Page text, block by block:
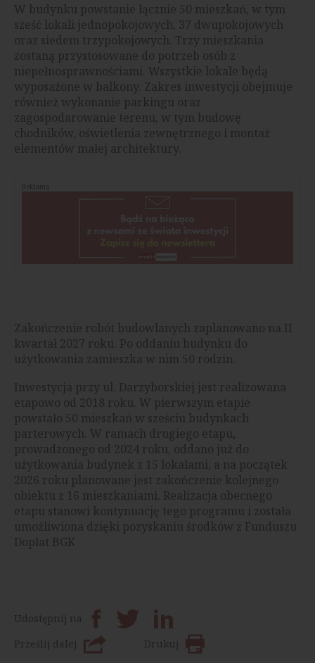
W budynku powstanie łącznie 50 mieszkań, w tym
sześć lokali jednopokojowych, 37 dwupokojowych
oraz siedem trzypokojowych. Trzy mieszkania
zostaną przystosowane do potrzeb osób z
niepełnosprawnościami. Wszystkie lokale będą
wyposażone w balkony. Zakres inwestycji obejmuje
również wykonanie parkingu oraz
zagospodarowanie terenu, w tym budowę
chodników, oświetlenia zewnętrznego i montaż
elementów małej architektury.
Reklama
Zakończenie robót budowlanych zaplanowano na II
kwartał 2027 roku. Po oddaniu budynku do
użytkowania zamieszka w nim 50 rodzin.
Inwestycja przy ul. Darzyborskiej jest realizowana
etapowo od 2018 roku. W pierwszym etapie
powstało 50 mieszkań w sześciu budynkach
parterowych. W ramach drugiego etapu,
prowadzonego od 2024 roku, oddano już do
użytkowania budynek z 15 lokalami, a na początek
2026 roku planowane jest zakończenie kolejnego
obiektu z 16 mieszkaniami. Realizacja obecnego
etapu stanowi kontynuację tego programu i została
umożliwiona dzięki pozyskaniu środków z Funduszu
Dopłat BGK
Udostępnij na
Prześlij dalej
Drukuj